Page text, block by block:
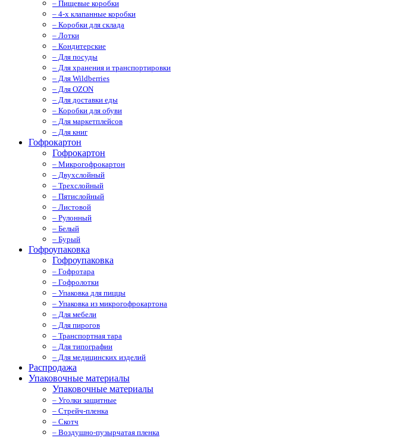
– Пищевые коробки
– 4-х клапанные коробки
– Коробки для склада
– Лотки
– Кондитерские
– Для посуды
– Для хранения и транспортировки
– Для Wildberries
– Для OZON
– Для доставки еды
– Коробки для обуви
– Для маркетплейсов
– Для книг
Гофрокартон
Гофрокартон
– Микрогофрокартон
– Двухслойный
– Трехслойный
– Пятислойный
– Листовой
– Рулонный
– Белый
– Бурый
Гофроупаковка
Гофроупаковка
– Гофротара
– Гофролотки
– Упаковка для пиццы
– Упаковка из микрогофрокартона
– Для мебели
– Для пирогов
– Транспортная тара
– Для типографии
– Для медицинских изделий
Распродажа
Упаковочные материалы
Упаковочные материалы
– Уголки защитные
– Стрейч-пленка
– Скотч
– Воздушно-пузырчатая пленка